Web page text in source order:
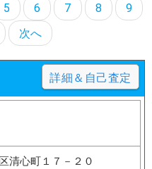
5 6 7 8
9
次へ
詳細＆自己査定
清心町１７－２０